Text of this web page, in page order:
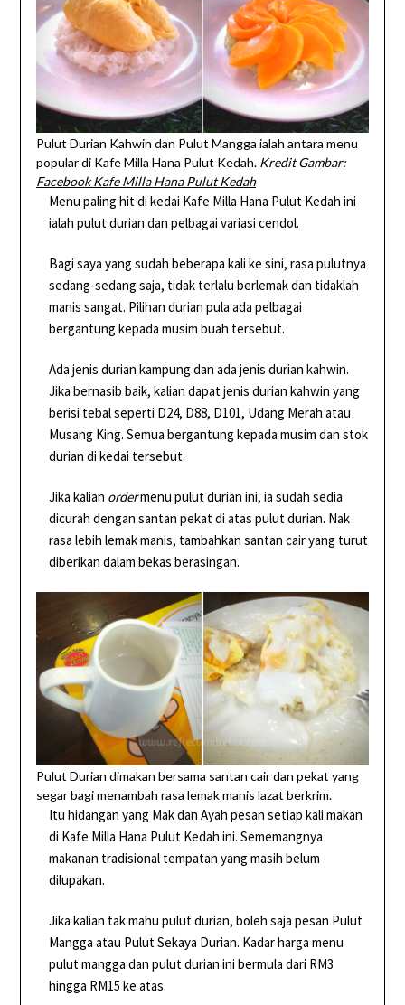
Pulut Durian Kahwin dan Pulut Mangga ialah antara menu
popular di Kafe Milla Hana Pulut Kedah. Kredit Gambar:
Facebook Kafe Milla Hana Pulut Kedah
Menu paling hit di kedai Kafe Milla Hana Pulut Kedah ini
ialah pulut durian dan pelbagai variasi cendol.
Bagi saya yang sudah beberapa kali ke sini, rasa pulutnya
sedang-sedang saja, tidak terlalu berlemak dan tidaklah
manis sangat. Pilihan durian pula ada pelbagai
bergantung kepada musim buah tersebut.
Ada jenis durian kampung dan ada jenis durian kahwin.
Jika bernasib baik, kalian dapat jenis durian kahwin yang
berisi tebal seperti D24, D88, D101, Udang Merah atau
Musang King. Semua bergantung kepada musim dan stok
durian di kedai tersebut.
Jika kalian ordermenu pulut durian ini, ia sudah sedia
dicurah dengan santan pekat di atas pulut durian. Nak
rasa lebih lemak manis, tambahkan santan cair yang turut
diberikan dalam bekas berasingan.
Pulut Durian dimakan bersama santan cair dan pekat yang
segar bagi menambah rasa lemak manis lazat berkrim.
Itu hidangan yang Mak dan Ayah pesan setiap kali makan
di Kafe Milla Hana Pulut Kedah ini. Sememangnya
makanan tradisional tempatan yang masih belum
dilupakan.
Jika kalian tak mahu pulut durian, boleh saja pesan Pulut
Mangga atau Pulut Sekaya Durian. Kadar harga menu
pulut mangga dan pulut durian ini bermula dari RM3
hingga RM15 ke atas.